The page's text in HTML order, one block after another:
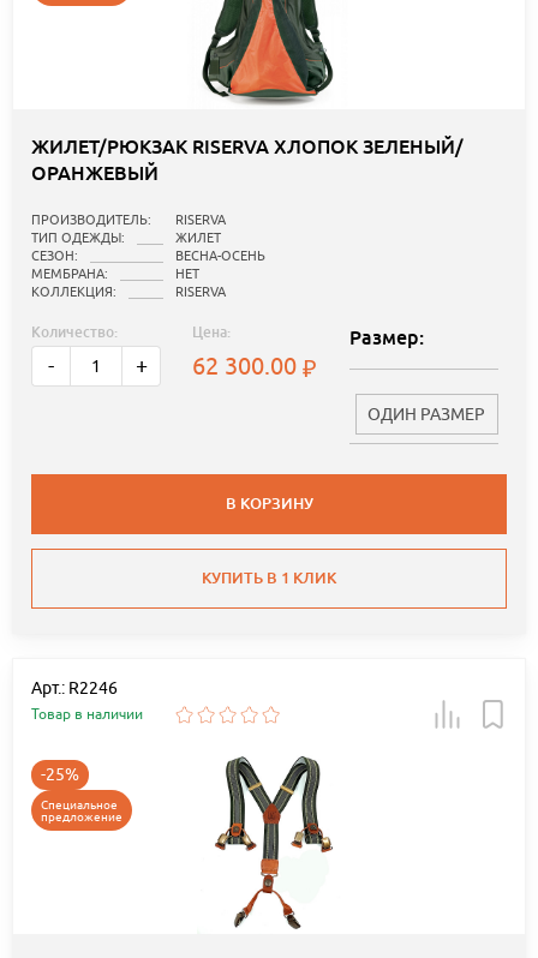
ЖИЛЕТ/РЮКЗАК RISERVA ХЛОПОК ЗЕЛЕНЫЙ/
ОРАНЖЕВЫЙ
ПРОИЗВОДИТЕЛЬ:
RISERVA
ТИП ОДЕЖДЫ:
ЖИЛЕТ
СЕЗОН:
ВЕСНА-ОСЕНЬ
МЕМБРАНА:
НЕТ
КОЛЛЕКЦИЯ:
RISERVA
Количество:
- +
Цена:
62 300.00
Размер:
ОДИН РАЗМЕР
В КОРЗИНУ
КУПИТЬ В 1 КЛИК
Арт.: R2246
Товар в наличии
-25%
Специальное
предложение